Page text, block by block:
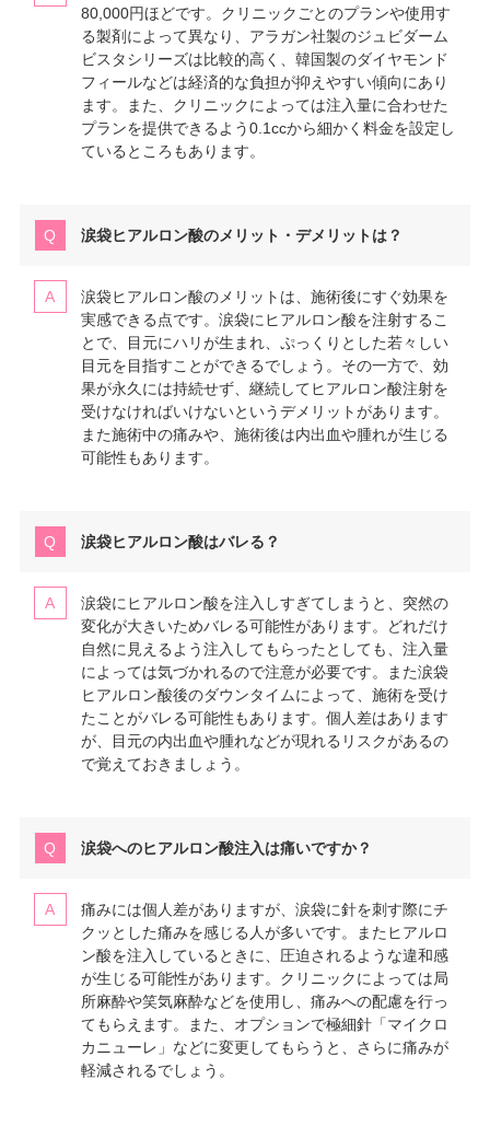
80,000円ほどです。クリニックごとのプランや使用す
る製剤によって異なり、アラガン社製のジュビダーム
ビスタシリーズは比較的高く、韓国製のダイヤモンド
フィールなどは経済的な負担が抑えやすい傾向にあり
ます。また、クリニックによっては注入量に合わせた
プランを提供できるよう0.1ccから細かく料金を設定し
ているところもあります。
涙袋ヒアルロン酸のメリット・デメリットは？
涙袋ヒアルロン酸のメリットは、施術後にすぐ効果を
実感できる点です。涙袋にヒアルロン酸を注射するこ
とで、目元にハリが生まれ、ぷっくりとした若々しい
目元を目指すことができるでしょう。その一方で、効
果が永久には持続せず、継続してヒアルロン酸注射を
受けなければいけないというデメリットがあります。
また施術中の痛みや、施術後は内出血や腫れが生じる
可能性もあります。
涙袋ヒアルロン酸はバレる？
涙袋にヒアルロン酸を注入しすぎてしまうと、突然の
変化が大きいためバレる可能性があります。どれだけ
自然に見えるよう注入してもらったとしても、注入量
によっては気づかれるので注意が必要です。また涙袋
ヒアルロン酸後のダウンタイムによって、施術を受け
たことがバレる可能性もあります。個人差はあります
が、目元の内出血や腫れなどが現れるリスクがあるの
で覚えておきましょう。
涙袋へのヒアルロン酸注入は痛いですか？
痛みには個人差がありますが、涙袋に針を刺す際にチ
クッとした痛みを感じる人が多いです。またヒアルロ
ン酸を注入しているときに、圧迫されるような違和感
が生じる可能性があります。クリニックによっては局
所麻酔や笑気麻酔などを使用し、痛みへの配慮を行っ
てもらえます。また、オプションで極細針「マイクロ
カニューレ」などに変更してもらうと、さらに痛みが
軽減されるでしょう。